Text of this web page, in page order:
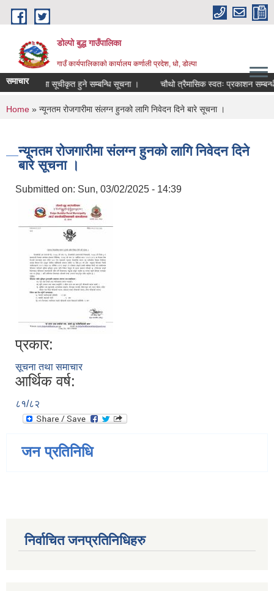
Skip to main content
डोल्पो बुद्ध गाउँपालिका
गाउँ कार्यपालिकाकाे कार्यालय कर्णाली प्रदेश, धो, डोल्पा
समाचार
सूचीमा सूचीकृत हुने सम्बन्धि सूचना । चौथो त्रैमासिक स्वतः प्रकाशन सम्बन्धी
You are here
Home » न्यूनतम रोजगारीमा संलग्न हुनको लागि निवेदन दिने बारे सूचना ।
न्यूनतम रोजगारीमा संलग्न हुनको लागि निवेदन दिने
बारे सूचना ।
Submitted on: Sun, 03/02/2025 - 14:39
प्रकार:
सूचना तथा समाचार
आर्थिक वर्ष:
८१/८२
जन प्रतिनिधि
निर्वाचित जनप्रतिनिधिहरु